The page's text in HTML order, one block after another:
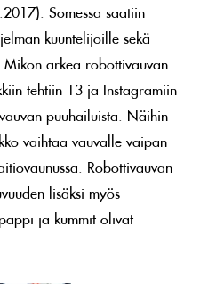
Somessa saatiin
kuuntelijoille sekä
arkea robottivauvan
tehtiin 13 ja Instagramiin
puuhailuista. Näihin
vaihtaa vauvalle vaipan
Robottivauvan
lisäksi myös
ja kummit olivat